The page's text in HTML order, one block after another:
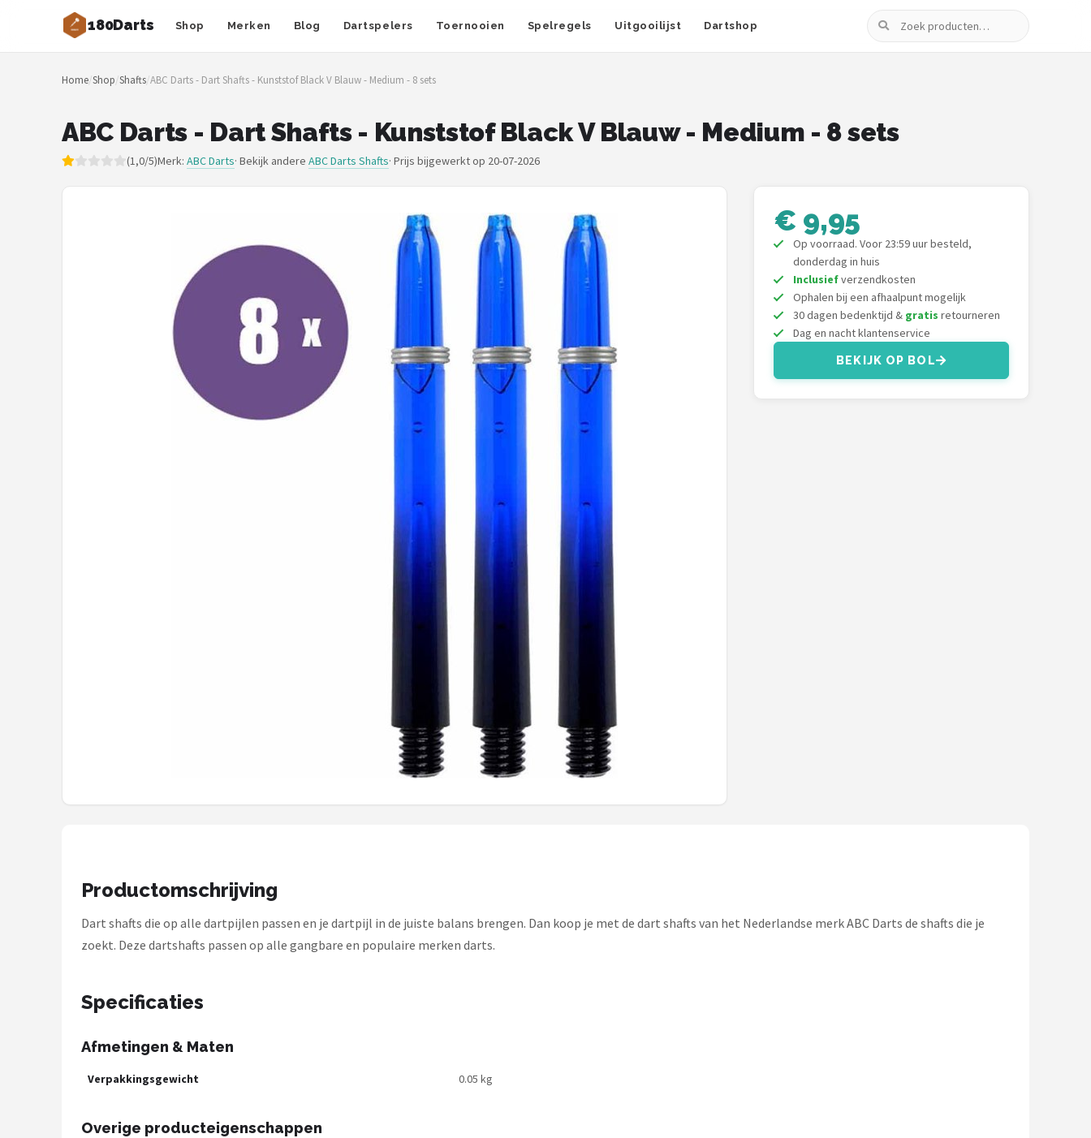
180Darts Shop Merken Blog Dartspelers Toernooien Spelregels Uitgooilijst Dartshop
Zoeken
Zoeken
NAVIGATIE
Merken
Home/Shop/Shafts/ABC Darts - Dart Shafts - Kunststof Black V Blauw - Medium - 8 sets
ABC Darts - Dart Shafts - Kunststof Black V Blauw - Medium - 8 sets
(1,0/5)Merk: ABC Darts· Bekijk andere ABC Darts Shafts· Prijs bijgewerkt op 20-07-2026
€ 9,95
Op voorraad. Voor 23:59 uur besteld,
donderdag in huis
Inclusiefverzendkosten
Ophalen bij een afhaalpunt mogelijk
30 dagen bedenktijd & gratis retourneren
Dag en nacht klantenservice
BEKIJK OP BOL
Productomschrijving
Dart shafts die op alle dartpijlen passen en je dartpijl in de juiste balans brengen. Dan koop je met de dart shafts van het Nederlandse merk ABC Darts de shafts die je
zoekt. Deze dartshafts passen op alle gangbare en populaire merken darts.
Specificaties
Afmetingen & Maten
Verpakkingsgewicht 0.05 kg
Overige producteigenschappen